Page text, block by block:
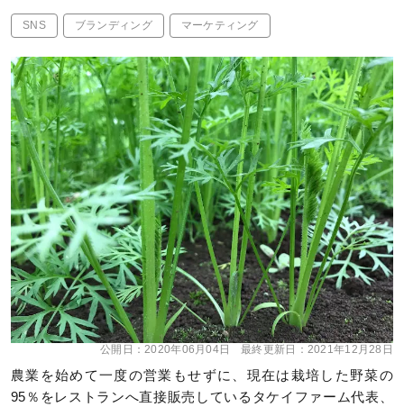
SNS ブランディング マーケティング
公開日：2020年06月04日 最終更新日： 2021年12月28日
農業を始めて一度の営業もせずに、現在は栽培した野菜の
95％をレストランへ直接販売しているタケイファーム代表、